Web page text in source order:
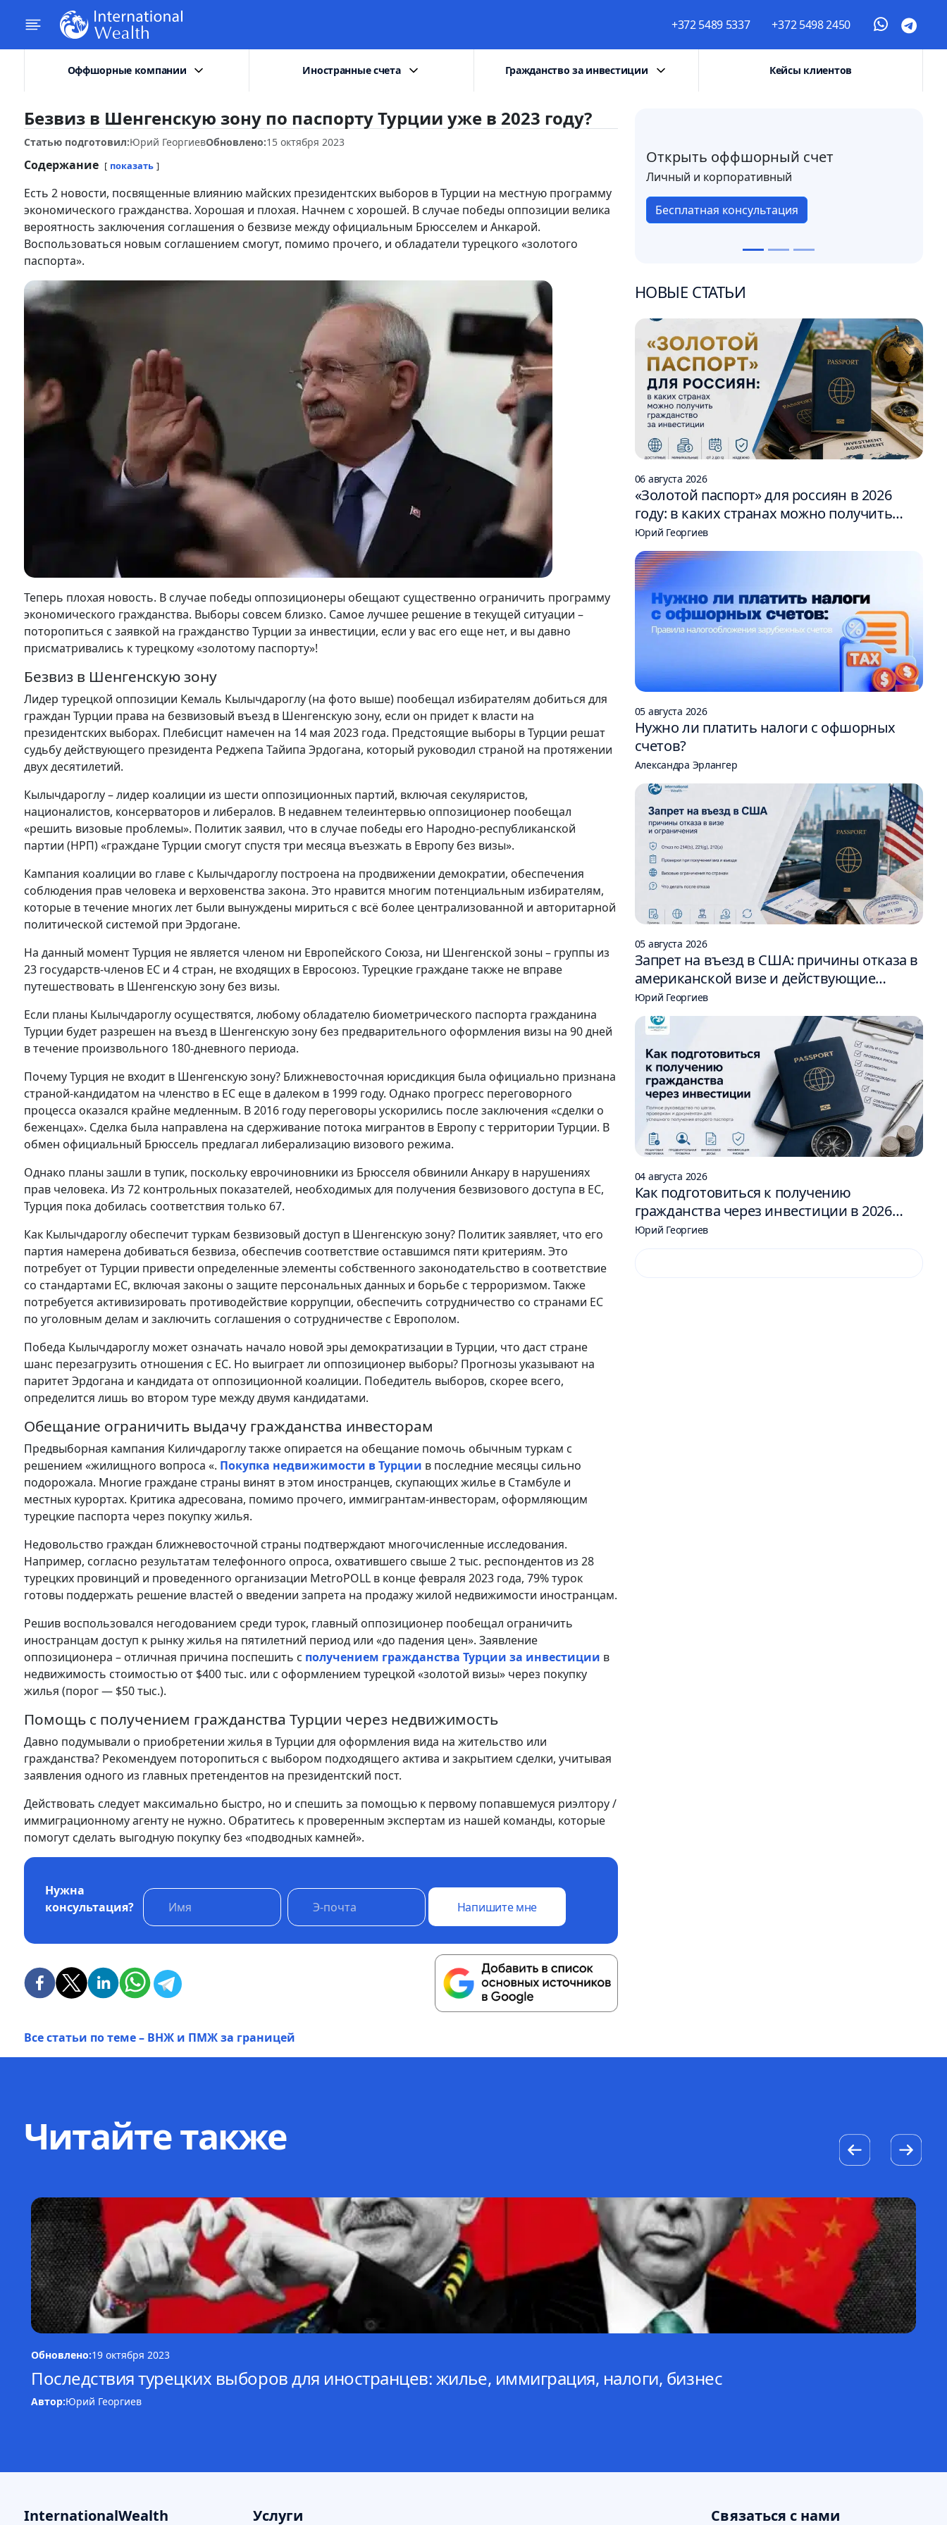
+372 5489 5337 +372 5498 2450
Оффшорные компании Иностранные счета Гражданство за инвестиции Кейсы клиентов
Безвиз в Шенгенскую зону по паспорту Турции уже в 2023 году?
Статью подготовил:Юрий ГеоргиевОбновлено:15 октября 2023
Содержание показать
Есть 2 новости, посвященные влиянию майских президентских выборов в Турции на местную программу
экономического гражданства. Хорошая и плохая. Начнем с хорошей. В случае победы оппозиции велика
вероятность заключения соглашения о безвизе между официальным Брюсселем и Анкарой.
Воспользоваться новым соглашением смогут, помимо прочего, и обладатели турецкого «золотого
паспорта».
Теперь плохая новость. В случае победы оппозиционеры обещают существенно ограничить программу
экономического гражданства. Выборы совсем близко. Самое лучшее решение в текущей ситуации –
поторопиться с заявкой на гражданство Турции за инвестиции, если у вас его еще нет, и вы давно
присматривались к турецкому «золотому паспорту»!
Безвиз в Шенгенскую зону
Лидер турецкой оппозиции Кемаль Кылычдароглу (на фото выше) пообещал избирателям добиться для
граждан Турции права на безвизовый въезд в Шенгенскую зону, если он придет к власти на
президентских выборах. Плебисцит намечен на 14 мая 2023 года. Предстоящие выборы в Турции решат
судьбу действующего президента Реджепа Тайипа Эрдогана, который руководил страной на протяжении
двух десятилетий.
Кылычдароглу – лидер коалиции из шести оппозиционных партий, включая секуляристов,
националистов, консерваторов и либералов. В недавнем телеинтервью оппозиционер пообещал
«решить визовые проблемы». Политик заявил, что в случае победы его Народно-республиканской
партии (НРП) «граждане Турции смогут спустя три месяца въезжать в Европу без визы».
Кампания коалиции во главе с Кылычдароглу построена на продвижении демократии, обеспечения
соблюдения прав человека и верховенства закона. Это нравится многим потенциальным избирателям,
которые в течение многих лет были вынуждены мириться с всё более централизованной и авторитарной
политической системой при Эрдогане.
На данный момент Турция не является членом ни Европейского Союза, ни Шенгенской зоны – группы из
23 государств-членов ЕС и 4 стран, не входящих в Евросоюз. Турецкие граждане также не вправе
путешествовать в Шенгенскую зону без визы.
Если планы Кылычдароглу осуществятся, любому обладателю биометрического паспорта гражданина
Турции будет разрешен на въезд в Шенгенскую зону без предварительного оформления визы на 90 дней
в течение произвольного 180-дневного периода.
Почему Турция не входит в Шенгенскую зону? Ближневосточная юрисдикция была официально признана
страной-кандидатом на членство в ЕС еще в далеком в 1999 году. Однако прогресс переговорного
процесса оказался крайне медленным. В 2016 году переговоры ускорились после заключения «сделки о
беженцах». Сделка была направлена ​​на сдерживание потока мигрантов в Европу с территории Турции. В
обмен официальный Брюссель предлагал либерализацию визового режима.
Однако планы зашли в тупик, поскольку еврочиновники из Брюсселя обвинили Анкару в нарушениях
прав человека. Из 72 контрольных показателей, необходимых для получения безвизового доступа в ЕС,
Турция пока добилась соответствия только 67.
Как Кылычдароглу обеспечит туркам безвизовый доступ в Шенгенскую зону? Политик заявляет, что его
партия намерена добиваться безвиза, обеспечив соответствие оставшимся пяти критериям. Это
потребует от Турции привести определенные элементы собственного законодательство в соответствие
со стандартами ЕС, включая законы о защите персональных данных и борьбе с терроризмом. Также
потребуется активизировать противодействие коррупции, обеспечить сотрудничество со странами ЕС
по уголовным делам и заключить соглашения о сотрудничестве с Европолом.
Победа Кылычдароглу может означать начало новой эры демократизации в Турции, что даст стране
шанс перезагрузить отношения с ЕС. Но выиграет ли оппозиционер выборы? Прогнозы указывают на
паритет Эрдогана и кандидата от оппозиционной коалиции. Победитель выборов, скорее всего,
определится лишь во втором туре между двумя кандидатами.
Обещание ограничить выдачу гражданства инвесторам
Предвыборная кампания Киличдароглу также опирается на обещание помочь обычным туркам с
решением «жилищного вопроса «. Покупка недвижимости в Турции в последние месяцы сильно
подорожала. Многие граждане страны винят в этом иностранцев, скупающих жилье в Стамбуле и
местных курортах. Критика адресована, помимо прочего, иммигрантам-инвесторам, оформляющим
турецкие паспорта через покупку жилья.
Недовольство граждан ближневосточной страны подтверждают многочисленные исследования.
Например, согласно результатам телефонного опроса, охватившего свыше 2 тыс. респондентов из 28
турецких провинций и проведенного организации MetroPOLL в конце февраля 2023 года, 79% турок
готовы поддержать решение властей о введении запрета на продажу жилой недвижимости иностранцам.
Решив воспользовался негодованием среди турок, главный оппозиционер пообещал ограничить
иностранцам доступ к рынку жилья на пятилетний период или «до падения цен». Заявление
оппозиционера – отличная причина поспешить с получением гражданства Турции за инвестиции в
недвижимость стоимостью от $400 тыс. или с оформлением турецкой «золотой визы» через покупку
жилья (порог — $50 тыс.).
Помощь с получением гражданства Турции через недвижимость
Давно подумывали о приобретении жилья в Турции для оформления вида на жительство или
гражданства? Рекомендуем поторопиться с выбором подходящего актива и закрытием сделки, учитывая
заявления одного из главных претендентов на президентский пост.
Действовать следует максимально быстро, но и спешить за помощью к первому попавшемуся риэлтору /
иммиграционному агенту не нужно. Обратитесь к проверенным экспертам из нашей команды, которые
помогут сделать выгодную покупку без «подводных камней».
Нужна
консультация?
Напишите мне
Открыть оффшорный счет
Личный и корпоративный
Бесплатная консультация
НОВЫЕ СТАТЬИ
06 августа 2026
«Золотой паспорт» для россиян в 2026
году: в каких странах можно получить
гражданство за инвестиции
Юрий Георгиев
05 августа 2026
Нужно ли платить налоги с офшорных
счетов?
Александра Эрлангер
05 августа 2026
Запрет на въезд в США: причины отказа в
американской визе и действующие
ограничения
Юрий Георгиев
04 августа 2026
Как подготовиться к получению
гражданства через инвестиции в 2026
году: 6 шагов
Юрий Георгиев
Все статьи по теме – ВНЖ и ПМЖ за границей
Читайте также
Обновлено:19 октября 2023
Последствия турецких выборов для иностранцев: жилье, иммиграция, налоги, бизнес
Автор:Юрий Георгиев
InternationalWealth Услуги Связаться с нами